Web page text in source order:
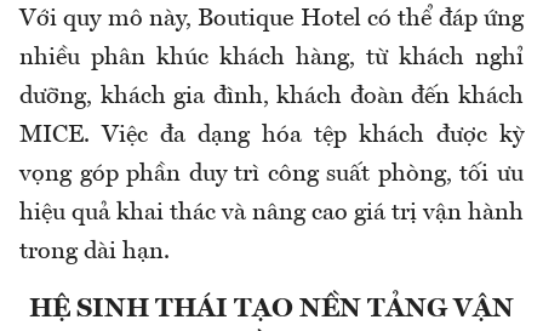
Với quy mô này, Boutique Hotel có thể đáp ứng
nhiều phân khúc khách hàng, từ khách nghỉ
dưỡng, khách gia đình, khách đoàn đến khách
MICE. Việc đa dạng hóa tệp khách được kỳ
vọng góp phần duy trì công suất phòng, tối ưu
hiệu quả khai thác và nâng cao giá trị vận hành
trong dài hạn.
HỆ SINH THÁI TẠO NỀN TẢNG VẬN